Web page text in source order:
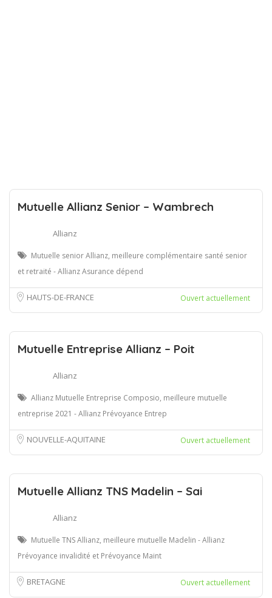
Mutuelle Allianz Senior – Wambrech
Allianz
Mutuelle senior Allianz, meilleure complémentaire santé senior
et retraité - Allianz Asurance dépend
HAUTS-DE-FRANCE Ouvert actuellement
Mutuelle Entreprise Allianz – Poit
Allianz
Allianz Mutuelle Entreprise Composio, meilleure mutuelle
entreprise 2021 - Allianz Prévoyance Entrep
NOUVELLE-AQUITAINE Ouvert actuellement
Mutuelle Allianz TNS Madelin – Sai
Allianz
Mutuelle TNS Allianz, meilleure mutuelle Madelin - Allianz
Prévoyance invalidité et Prévoyance Maint
BRETAGNE Ouvert actuellement